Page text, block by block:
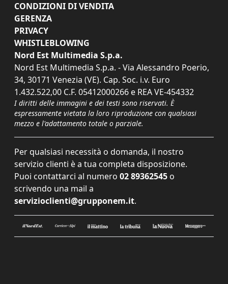
CONDIZIONI DI VENDITA
GERENZA
PRIVACY
WHISTLEBLOWING
Nord Est Multimedia S.p.a.
Nord Est Multimedia S.p.a. - Via Alessandro Poerio,
34, 30171 Venezia (VE). Cap. Soc. i.v. Euro
1.432.522,00 C.F. 05412000266 e REA VE-454332
I diritti delle immagini e dei testi sono riservati. È
espressamente vietata la loro riproduzione con qualsiasi
mezzo e l'adattamento totale o parziale.
Per qualsiasi necessità o domanda, il nostro
servizio clienti è a tua completa disposizione.
Puoi contattarci al numero 02 89362545 o
scrivendo una mail a
servizioclienti@grupponem.it.